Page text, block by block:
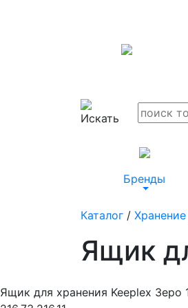
Бренды
Каталог / Хранение
Ящик
Ящик для хранения Keeplex Зеро